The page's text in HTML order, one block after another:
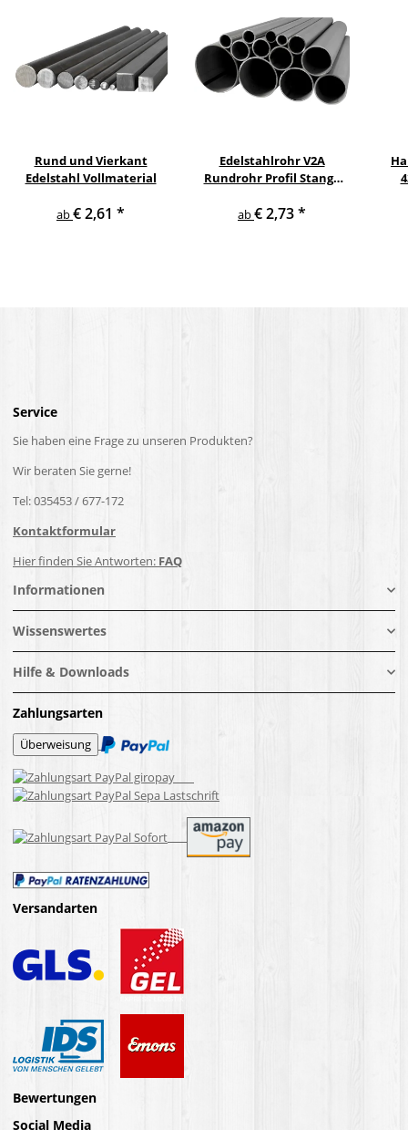
Rund und Vierkant
Edelstahl Vollmaterial
ab€ 2,61 *
Edelstahlrohr V2A
Rundrohr Profil Stange
Durchmessern
ab€ 2,73*
Service
Sie haben eine Frage zu unseren Produkten?
Wir beraten Sie gerne!
Tel: 035453 / 677-172
Kontaktformular
Hier finden Sie Antworten: FAQ
Informationen
Wissenswertes
Hilfe & Downloads
Zahlungsarten
Versandarten
Bewertungen
Social Media